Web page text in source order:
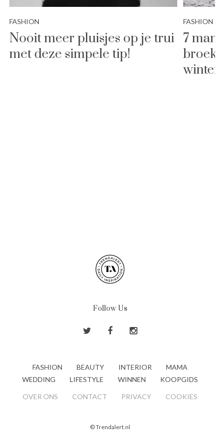
FASHION
Nooit meer pluisjes op je trui
met deze simpele tip!
FASHION
7
broek
Follow Us
FASHION BEAUTY INTERIOR
MAMA
WEDDING
LIFESTYLE WINNEN KOOPGIDS
OVER ONS CONTACT PRIVACY COOKIES
© Trendalert.nl